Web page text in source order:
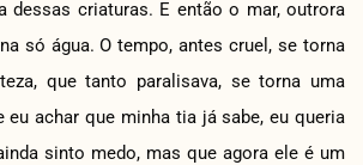
dessas criaturas. E então o mar, outrora
só água. O tempo, antes cruel, se torna
que tanto paralisava, se torna uma
eu achar que minha tia já sabe, eu queria
sinto medo, mas que agora ele é um